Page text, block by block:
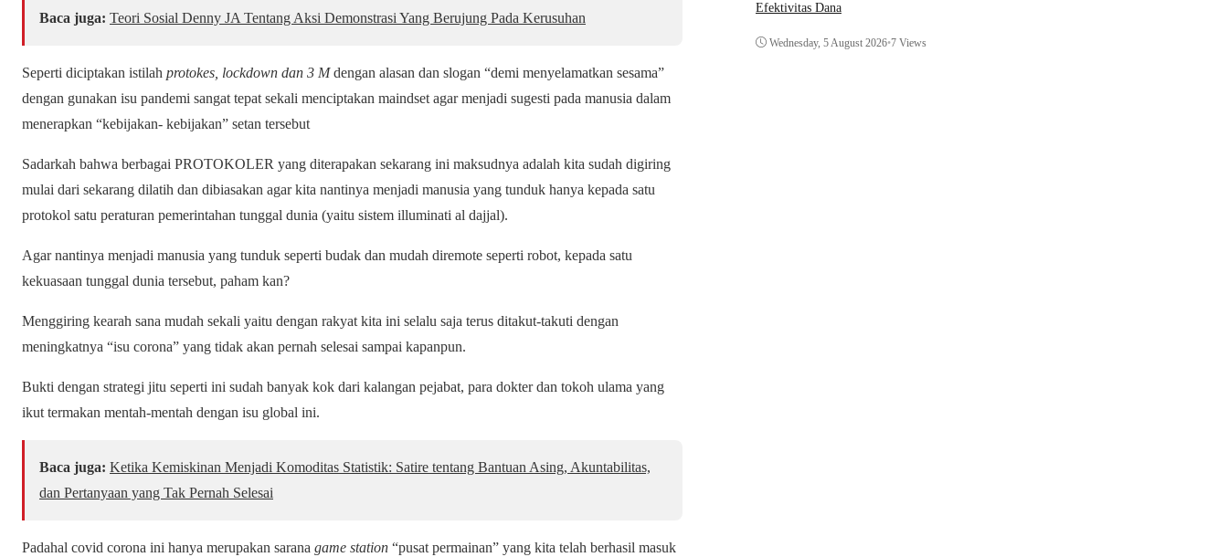
Baca juga: Teori Sosial Denny JA Tentang Aksi Demonstrasi Yang Berujung Pada Kerusuhan
Seperti diciptakan istilah protokes, lockdown dan 3 Mdengan alasan dan slogan “demi menyelamatkan sesama”
dengan gunakan isu pandemi sangat tepat sekali menciptakan maindset agar menjadi sugesti pada manusia dalam
menerapkan “kebijakan- kebijakan” setan tersebut
Sadarkah bahwa berbagai PROTOKOLER yang diterapakan sekarang ini maksudnya adalah kita sudah digiring
mulai dari sekarang dilatih dan dibiasakan agar kita nantinya menjadi manusia yang tunduk hanya kepada satu
protokol satu peraturan pemerintahan tunggal dunia (yaitu sistem illuminati al dajjal).
Agar nantinya menjadi manusia yang tunduk seperti budak dan mudah diremote seperti robot, kepada satu
kekuasaan tunggal dunia tersebut, paham kan?
Menggiring kearah sana mudah sekali yaitu dengan rakyat kita ini selalu saja terus ditakut-takuti dengan
meningkatnya “isu corona” yang tidak akan pernah selesai sampai kapanpun.
Bukti dengan strategi jitu seperti ini sudah banyak kok dari kalangan pejabat, para dokter dan tokoh ulama yang
ikut termakan mentah-mentah dengan isu global ini.
Baca juga: Ketika Kemiskinan Menjadi Komoditas Statistik: Satire tentang Bantuan Asing, Akuntabilitas,
dan Pertanyaan yang Tak Pernah Selesai
Padahal covid corona ini hanya merupakan sarana game station “pusat permainan” yang kita telah berhasil masuk
Efektivitas Dana
Wednesday, 5 August 2026•7 Views